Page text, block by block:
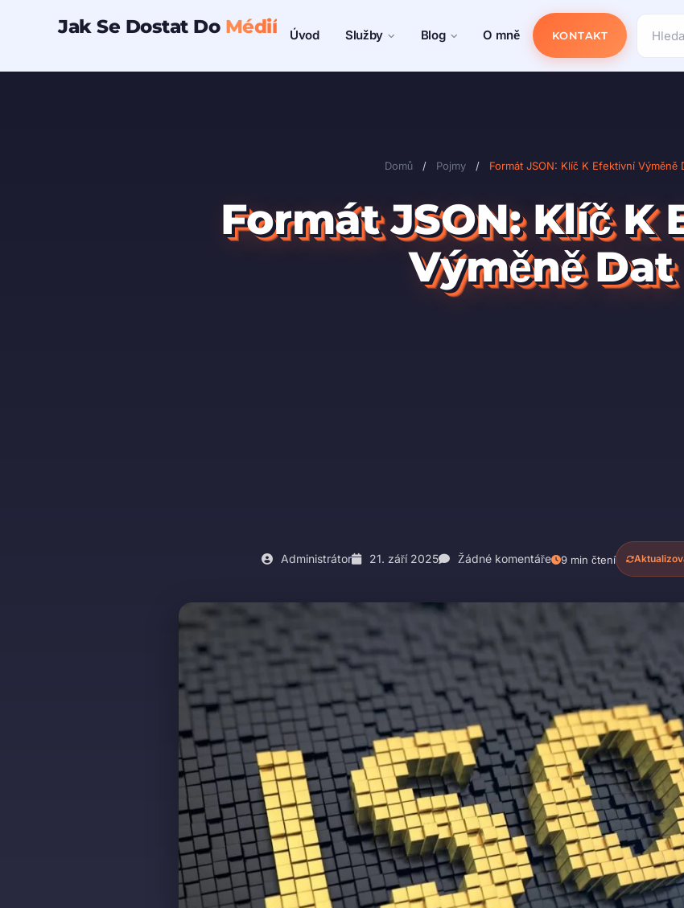
obsah
Jak Se Dostat Do Médií Úvod Služby Blog O mně KONTAKT
Domů / Pojmy / Formát JSON: Klíč K Efektivní Výměně
Formát JSON: Klíč K
Výměně Dat
Administrátor 21. září 2025 Žádné komentáře 9 min čtení